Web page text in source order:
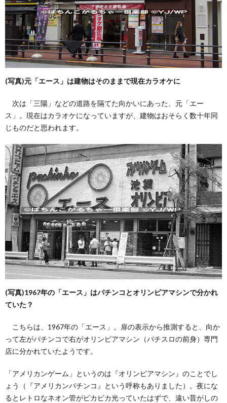
(写真)元「エース」は建物はそのままで現在カラオケに
次は「三陽」などの道路を隔てた向かいにあった、元「エー
ス」。現在はカラオケになっていますが、建物はおそらく数十年同
じものだと思われます。
(写真)1967年の「エース」はパチンコとオリンピアマシンで分かれ
ていた？
こちらは、1967年の「エース」。扉の表示から推測すると、向か
って左がパチンコで右がオリンピアマシン（パチスロの前身）専門
店に分かれていたようです。
「アメリカンゲーム」というのは『オリンピアマシン』のことでし
ょう（『アメリカンパチンコ』という呼称もありました）。夜にな
るとレトロなネオン管がピカピカ光っていたはずで、遠い昔がしの